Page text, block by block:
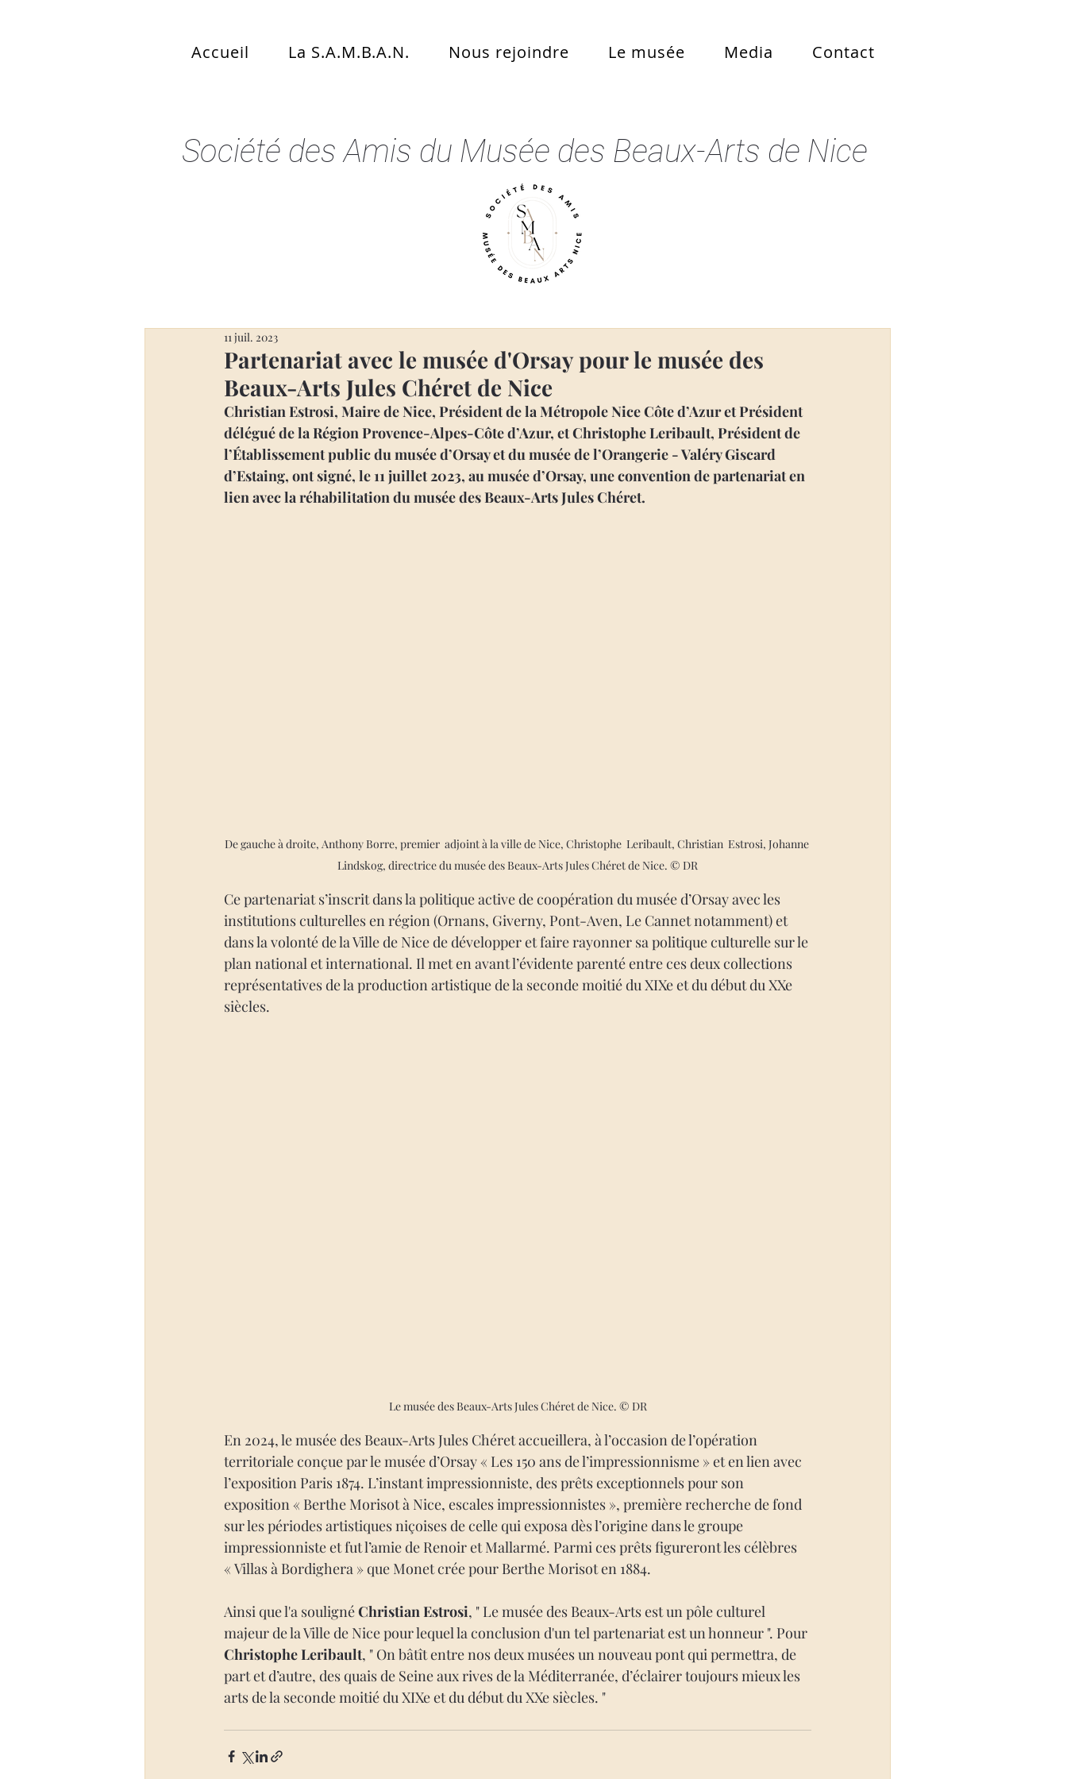
Accueil La S.A.M.B.A.N. Nous rejoindre Le musée Media Contact
Société des Amis du Musée des Beaux-Arts de Nice
Partenariat avec le musée d'Orsay pour le musée des
Beaux-Arts Jules Chéret de Nice
11 juil. 2023
Christian Estrosi, Maire de Nice, Président de la Métropole Nice Côte d’Azur et Président
délégué de la Région Provence-Alpes-Côte d’Azur, et Christophe Leribault, Président de
l’Établissement public du musée d’Orsay et du musée de l’Orangerie - Valéry Giscard
d’Estaing, ont signé, le 11 juillet 2023, au musée d’Orsay, une convention de partenariat en
lien avec la réhabilitation du musée des Beaux-Arts Jules Chéret.
De gauche à droite, Anthony Borre, premier  adjoint à la ville de Nice, Christophe  Leribault, Christian  Estrosi, Johanne
Lindskog, directrice du musée des Beaux-Arts Jules Chéret de Nice. © DR
Ce partenariat s’inscrit dans la politique active de coopération du musée d’Orsay avec les
institutions culturelles en région (Ornans, Giverny, Pont-Aven, Le Cannet notamment) et
dans la volonté de la Ville de Nice de développer et faire rayonner sa politique culturelle sur le
plan national et international. Il met en avant l’évidente parenté entre ces deux collections
représentatives de la production artistique de la seconde moitié du XIXe et du début du XXe
siècles.
Le musée des Beaux-Arts Jules Chéret de Nice. © DR
En 2024, le musée des Beaux-Arts Jules Chéret accueillera, à l’occasion de l’opération
territoriale conçue par le musée d’Orsay « Les 150 ans de l’impressionnisme » et en lien avec
l’exposition Paris 1874. L’instant impressionniste, des prêts exceptionnels pour son
exposition « Berthe Morisot à Nice, escales impressionnistes », première recherche de fond
sur les périodes artistiques niçoises de celle qui exposa dès l’origine dans le groupe
impressionniste et fut l’amie de Renoir et Mallarmé. Parmi ces prêts figureront les célèbres
« Villas à Bordighera » que Monet crée pour Berthe Morisot en 1884.
Ainsi que l'a souligné Christian Estrosi, " Le musée des Beaux-Arts est un pôle culturel
majeur de la Ville de Nice pour lequel la conclusion d'un tel partenariat est un honneur ". Pour
Christophe Leribault, " On bâtît entre nos deux musées un nouveau pont qui permettra, de
part et d’autre, des quais de Seine aux rives de la Méditerranée, d’éclairer toujours mieux les
arts de la seconde moitié du XIXe et du début du XXe siècles. "